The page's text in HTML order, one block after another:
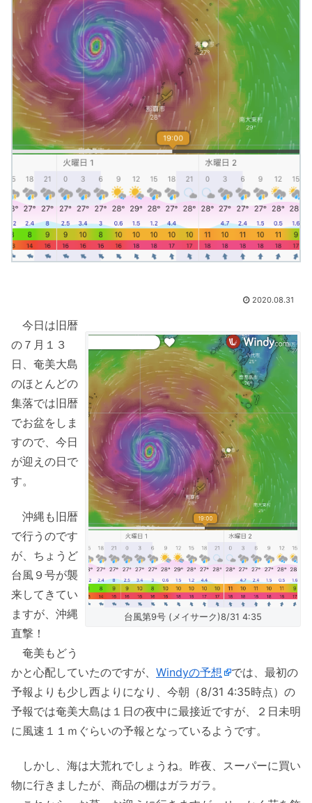
2020.08.31
台風第9号 (メイサーク)8/31 4:35
今日は旧暦
の７月１３
日、奄美大島
のほとんどの
集落では旧暦
でお盆をしま
すので、今日
が迎えの日で
す。
沖縄も旧暦
で行うのです
が、ちょうど
台風９号が襲
来してきてい
ますが、沖縄
直撃！
奄美もどう
かと心配していたのですが、 Windyの予想
では、最初の
予報よりも少し西よりになり、今朝（8/31 4:35時点）の
予報では奄美大島は１日の夜中に最接近ですが、２日未明
に風速１１ｍぐらいの予報となっているようです。
しかし、海は大荒れでしょうね。昨夜、スーパーに買い
物に行きましたが、商品の棚はガラガラ。